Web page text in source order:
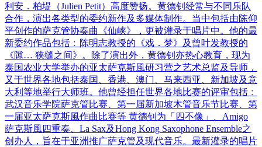
利安．柏堤（Julien Petit）高度赞扬。黄德钊经常与不同乐队
合作，演出各类型的委约新作及多媒体制作。当中包括由陈仰
平创作的萨克管协奏曲《仙峡》，更被灌录于唱片中。他的最
新委约作品包括﹕陈明志教授的《戏．梦》及曾叶发教授的
《隙… 狭缝之间》。除了演出外，黄德钊亦热心教育，现为
泰国农业大学举办的亚太萨克斯風研习营之艺术总监及导师，
又于世界各地包括泰国、香港、澳门、马来西亚、新加坡及意
大利等地举行大师班。他曾经担任世界各地比赛的评审包括﹕
武汉音乐学院萨克管比赛、第一届新加坡木管音乐节比赛、第
一届亚太萨克斯風作曲比赛等 黄德钊为「四不像」、Amigo
萨克斯風四重奏、La Sax及Hong Kong Saxophone Ensemble之
创办人，旨在于亚洲推广萨克管及现代音乐。最新灌录的唱片